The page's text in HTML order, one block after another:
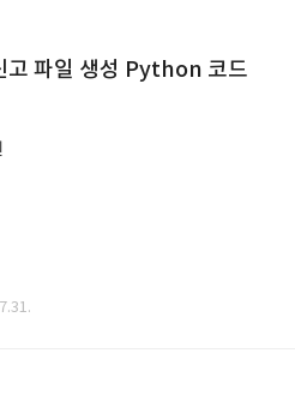
고 파일 생성 Python 코드